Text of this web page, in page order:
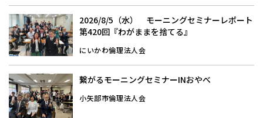
2026/8/5（水） モーニングセミナーレポート
第420回『わがままを捨てる』
にいかわ倫理法人会
繋がるモーニングセミナーINおやべ
小矢部市倫理法人会